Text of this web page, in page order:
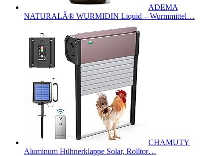
ADEMA
NATURALÂ® WURMIDIN Liquid – Wurmmittel…
CHAMUTY
Aluminum Hühnerklappe Solar, Rolltor…